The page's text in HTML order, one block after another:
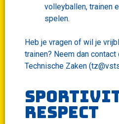
volleyballen, trainen
spelen.
Heb je vragen of wil je
trainen? Neem dan
Technische Zaken
respect​